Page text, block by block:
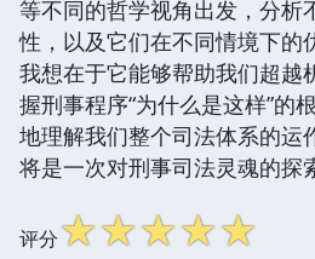
等不同的哲学视角出发，分析
性，以及它们在不同情境下的
我想在于它能够帮助我们超越
握刑事程序“为什么是这样”的
地理解我们整个司法体系的运
将是一次对刑事司法灵魂的探
评分☆☆☆☆☆